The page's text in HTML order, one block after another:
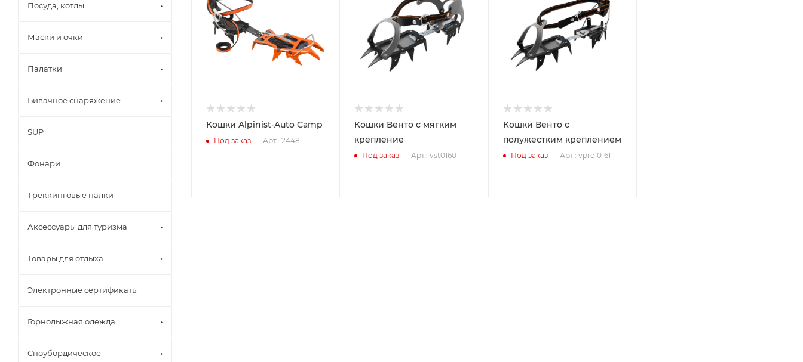
Кошки Alpinist-Auto Camp
Под заказ Арт.: 2448
Кошки Венто с мягким
крепление
Под заказ Арт.: vst0160
Кошки Венто с
полужестким креплением
Под заказ Арт.: vpro 0161
Посуда, котлы
Маски и очки
Палатки
Бивачное снаряжение
SUP
Фонари
Треккинговые палки
Аксессуары для туризма
Товары для отдыха
Электронные сертификаты
Горнолыжная одежда
Сноубордическое